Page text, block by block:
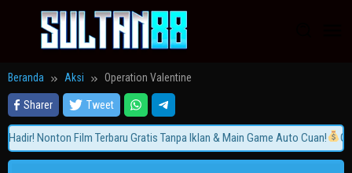
Beranda Aksi Operation Valentine
Sharer Tweet
Nonton Film Terbaru Gratis Tanpa Iklan & Main Game Auto Cuan!